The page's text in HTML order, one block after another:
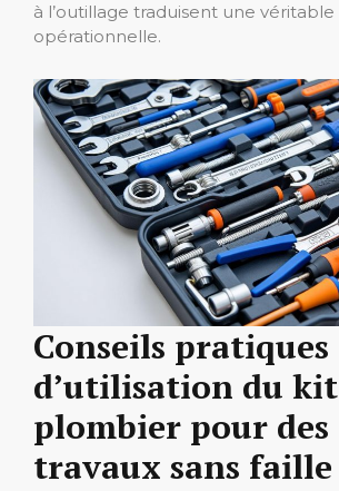
à l’outillage traduisent une
opérationnelle.
Conseils pratiques
d’utilisation du
plombier pour des
travaux sans faille